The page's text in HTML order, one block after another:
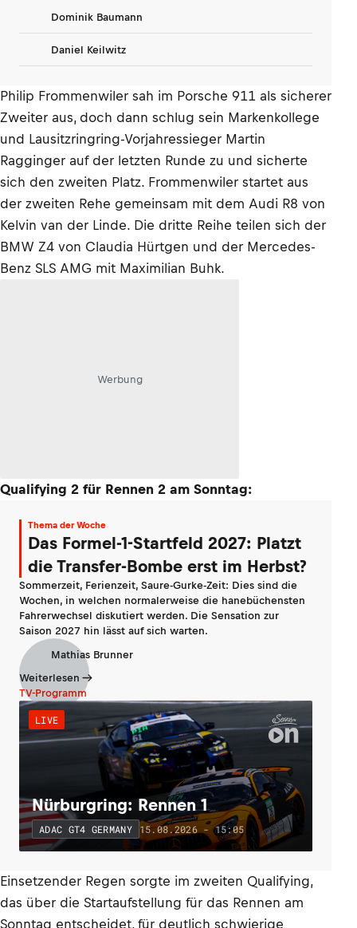
Dominik Baumann
Daniel Keilwitz
Philip Frommenwiler sah im Porsche 911 als sicherer
Zweiter aus, doch dann schlug sein Markenkollege
und Lausitzringring-Vorjahressieger Martin
Ragginger auf der letzten Runde zu und sicherte
sich den zweiten Platz. Frommenwiler startet aus
der zweiten Rehe gemeinsam mit dem Audi R8 von
Kelvin van der Linde. Die dritte Reihe teilen sich der
BMW Z4 von Claudia Hürtgen und der Mercedes-
Benz SLS AMG mit Maximilian Buhk.
Werbung
Qualifying 2 für Rennen 2 am Sonntag:
Thema der Woche
Das Formel-1-Startfeld 2027: Platzt
die Transfer-Bombe erst im Herbst?
Sommerzeit, Ferienzeit, Saure-Gurke-Zeit: Dies sind die
Wochen, in welchen normalerweise die hanebüchensten
Fahrerwechsel diskutiert werden. Die Sensation zur
Saison 2027 hin lässt auf sich warten.
Mathias Brunner
Weiterlesen
TV-Programm
LIVE
Nürburgring: Rennen 1
ADAC GT4 GERMANY 15.08.2026 - 15:05
Einsetzender Regen sorgte im zweiten Qualifying,
das über die Startaufstellung für das Rennen am
Sonntag entscheidet, für deutlich schwierige